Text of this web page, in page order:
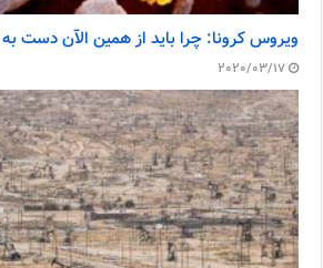
ویروس کرونا: چرا باید از همین الآن دست
2020/03/17